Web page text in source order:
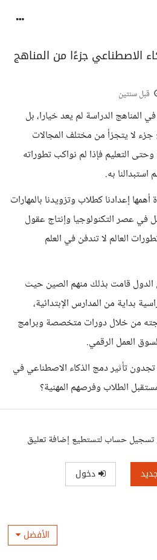
الاصطناعي جزءًا من المناهج
قبل سنتين
المناهج الدراسة لم يعد خيارا، بل
لا يتجزأ من مختلف المجالات
التعليم فإذا لم نواكب تطوراته
به.
إعدادنا كطلاب وتزويدنا بالمهارات
في عصر التكنولوجيا وإنتاج عقول
العالم لا تندفن في العلم
الدول قامت بذلك منهم الصين حيث
بداية من المدارس الإبتدائية،
من خلال دورات متخصصة وبرامج
العمل الرقمي.
تأثير دمج الذكاء الاصطناعي في
الطلاب وفرصهم المهنية؟
حساب لتستطيع إضافة تعليق
دخول
الأفضل